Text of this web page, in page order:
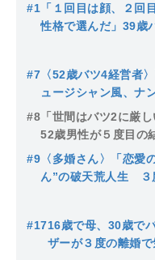
#1 「１回目は顔、２回
性格で選んだ」39歳
はスタンプラリーみ
#7 〈52歳バツ4経営者
ュージシャン風、ナ
婚願望”を持ったこ
#8 「世間はバツ2に厳
52歳男性が５度目の
入れた理由
#9 〈多婚さん〉「恋愛
ん”の破天荒人生 ３
#1716歳で母、30歳で
ザーが３度の離婚